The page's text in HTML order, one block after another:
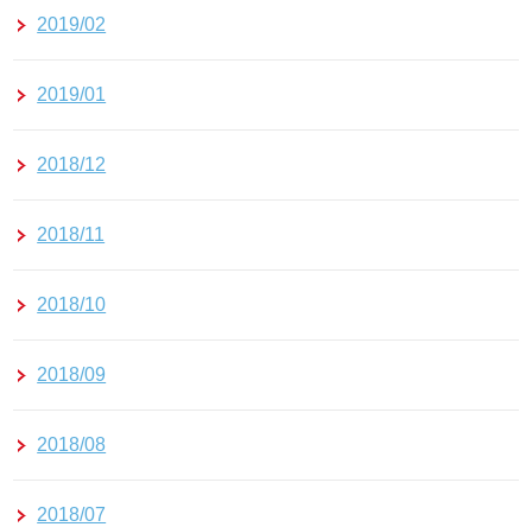
2019/02
2019/01
2018/12
2018/11
2018/10
2018/09
2018/08
2018/07